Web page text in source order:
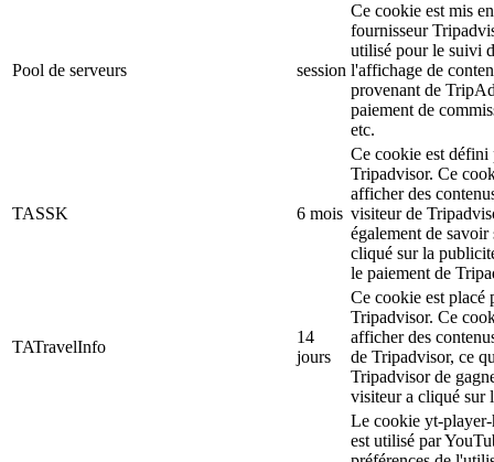
Pool de serveurs session
Ce cookie est mis
fournisseur
utilisé pour le suivi
l'affichage de
provenant de
paiement de
etc.
TASSK 6 mois
Ce cookie est défini
Tripadvisor. Ce
afficher des
visiteur de
également de
cliqué sur la
le paiement de
TATravelInfo
14
jours
Ce cookie est placé
Tripadvisor. Ce
afficher des
de Tripadvisor, ce
Tripadvisor de
visiteur a cliqué sur
Le cookie yt-player-
est utilisé par